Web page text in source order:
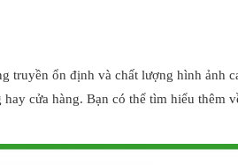
truyền ổn định và chất lượng hình ảnh
cửa hàng. Bạn có thể tìm hiểu thêm